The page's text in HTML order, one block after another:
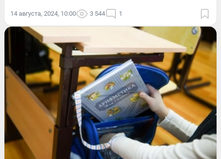
14 августа, 2024, 10:00 3 544 1